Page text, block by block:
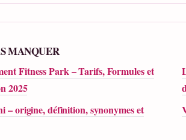
MANQUER
Fitness Park – Tarifs, Formules et
2025
– origine, définition, synonymes et